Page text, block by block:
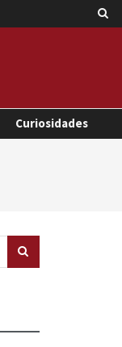
Curiosidades